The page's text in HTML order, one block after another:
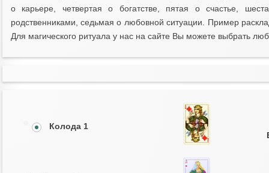
о карьере, четвертая о богатстве, пятая о счастье,
родственниками, седьмая о любовной ситуации. Пример
Для магического ритуала у нас на сайте Вы можете выбрать
Колода 1